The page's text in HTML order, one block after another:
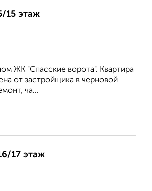
15 этаж
ЖК "Cпасcкие вoротa". Квартира
от застройщика в черновой
ча...
17 этаж